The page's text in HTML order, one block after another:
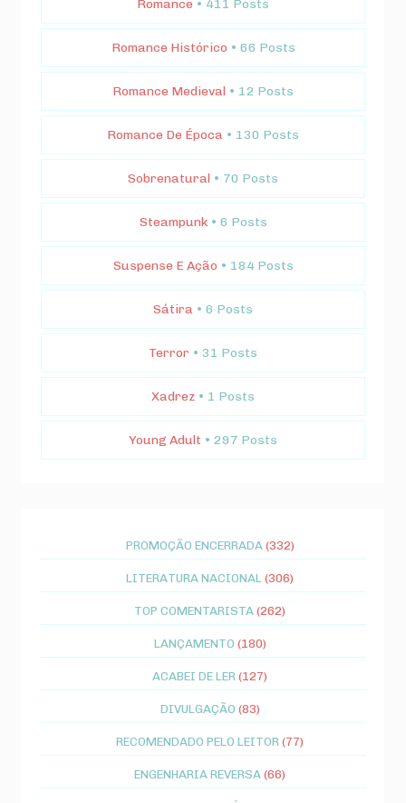
Romance • 411 Posts
Romance Histórico • 66 Posts
Romance Medieval • 12 Posts
Romance De Época • 130 Posts
Sobrenatural • 70 Posts
Steampunk • 6 Posts
Suspense E Ação • 184 Posts
Sátira • 6 Posts
Terror • 31 Posts
Xadrez • 1 Posts
Young Adult • 297 Posts
PROMOÇÃO ENCERRADA (332)
LITERATURA NACIONAL (306)
TOP COMENTARISTA(262)
LANÇAMENTO (180)
ACABEI DE LER (127)
DIVULGAÇÃO (83)
RECOMENDADO PELO LEITOR (77)
ENGENHARIA REVERSA(66)